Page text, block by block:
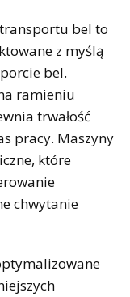
bel to
z myślą
bel.
ramieniu
trwałość
pracy. Maszyny
które
chwytanie